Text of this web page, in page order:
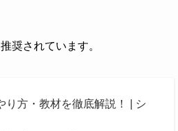
奨されています。
り方・教材を徹底解説！ | シ